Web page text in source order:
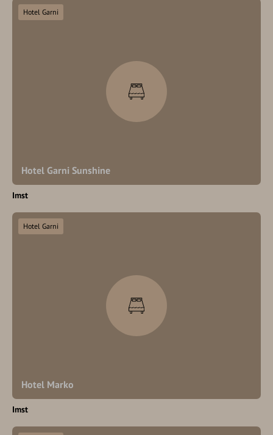
Hotel Garni Sunshine
Hotel Garni
Imst
Hotel Marko
Hotel Garni
Imst